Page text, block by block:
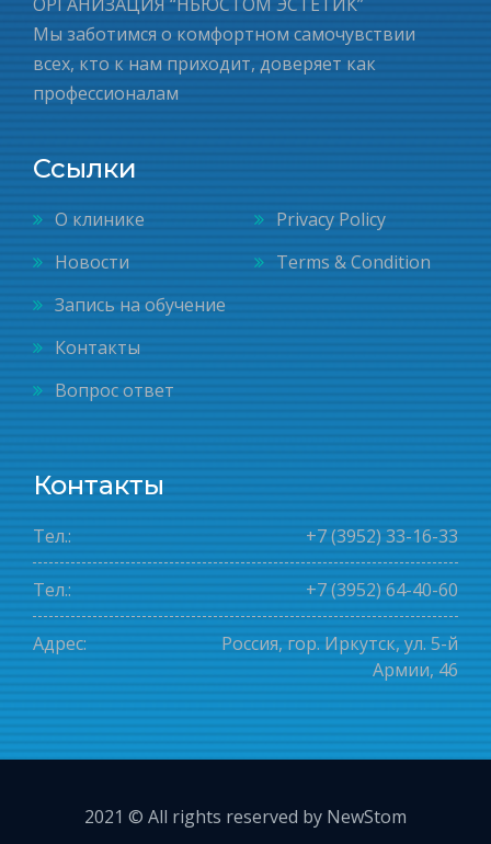
Мы заботимся о комфортном самочувствии
всех, кто к нам приходит, доверяет как
профессионалам
Ссылки
О клинике
Новости
Запись на обучение
Контакты
Вопрос ответ
Privacy Policy
Terms & Condition
Контакты
Тел.: +7 (3952) 33-16-33
Тел.: +7 (3952) 64-40-60
Адрес:
Россия, гор. Иркутск, ул. 5-й
Армии, 46
2021 © All rights reserved by NewStom